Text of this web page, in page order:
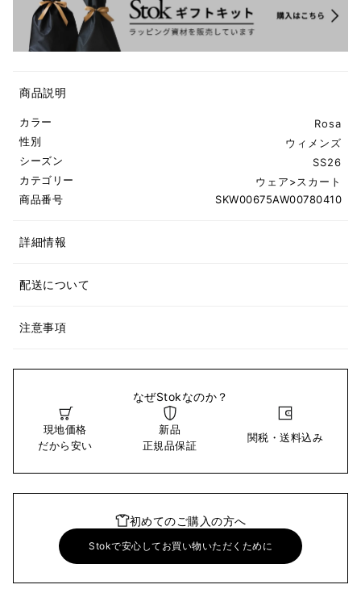
商品説明
カラー
Rosa
性別
ウィメンズ
シーズン
SS26
カテゴリー
ウェア>スカート
商品番号
SKW00675AW00780410
詳細情報
配送について
注意事項
なぜStokなのか？
現地価格
だから安い
新品
正規品保証
関税・送料込み
初めてのご購入の方へ
Stokで安心してお買い物いただくために